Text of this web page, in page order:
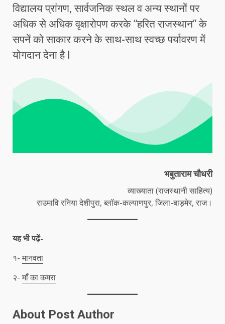
विद्यालय प्रांगण, सार्वजनिक स्थल व अन्य स्थानों पर
अधिक से अधिक वृक्षारोपण करके “हरित राजस्थान” के
सपनें को साकार करने के साथ-साथ स्वच्छ पर्यावरण में
योगदान देना है l
भबुताराम चौधरी
व्याख्याता (राजस्थानी साहित्य)
राउमावि रनिया देशीपुरा, ब्लॉक-कल्याणपुर, जिला-बाड़मेर, राज।
यह भी पढ़ें-
१- मानवता
२- माँ का कमरा
About Post Author